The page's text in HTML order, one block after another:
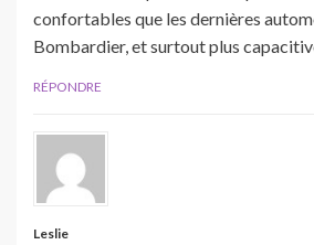
confortables que les dernières
Bombardier, et surtout plus
RÉPONDRE
Leslie